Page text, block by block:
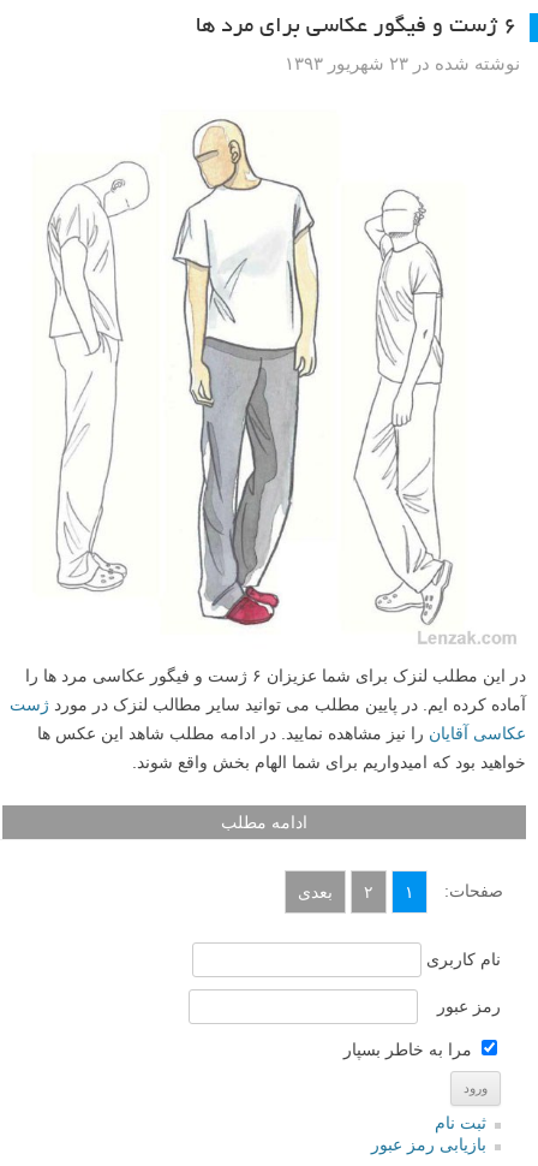
۶ ژست و فیگور عکاسی برای مرد ها
نوشته شده در ۲۳ شهریور ۱۳۹۳
در این مطلب لنزک برای شما عزیزان ۶ ژست و فیگور عکاسی مرد ها را
آماده کرده ایم. در پایین مطلب می توانید سایر مطالب لنزک در مورد ژست
عکاسی آقایان را نیز مشاهده نمایید. در ادامه مطلب شاهد این عکس ها
خواهید بود که امیدواریم برای شما الهام بخش واقع شوند.
ادامه مطلب
صفحات: ۱ ۲ بعدی
نام کاربری
رمز عبور
مرا به خاطر بسپار
ثبت نام
بازیابی رمز عبور